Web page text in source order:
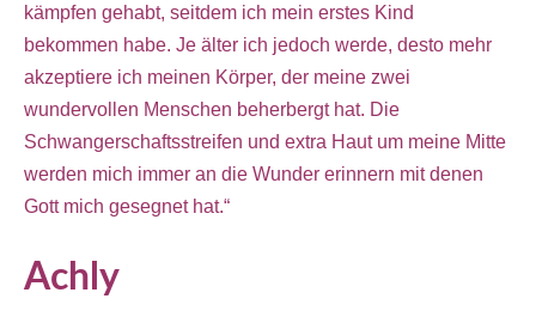
kämpfen gehabt, seitdem ich mein erstes Kind
bekommen habe. Je älter ich jedoch werde, desto mehr
akzeptiere ich meinen Körper, der meine zwei
wundervollen Menschen beherbergt hat. Die
Schwangerschaftsstreifen und extra Haut um meine Mitte
werden mich immer an die Wunder erinnern mit denen
Gott mich gesegnet hat.“
Achly